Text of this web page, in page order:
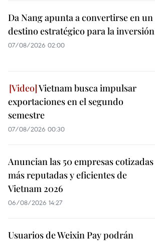
Da Nang apunta a convertirse en un
destino estratégico para la inversión
07/08/2026 02:00
Vietnam busca impulsar
exportaciones en el segundo
semestre
07/08/2026 00:30
Anuncian las 50 empresas cotizadas
más reputadas y eficientes de
Vietnam 2026
06/08/2026 14:27
Usuarios de Weixin Pay podrán